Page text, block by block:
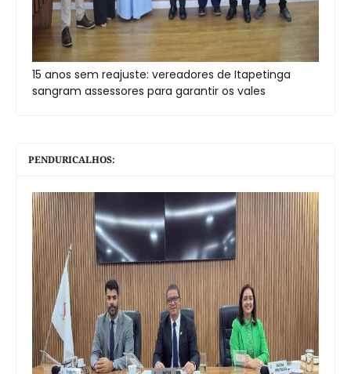
15 anos sem reajuste: vereadores de Itapetinga
sangram assessores para garantir os vales
PENDURICALHOS: